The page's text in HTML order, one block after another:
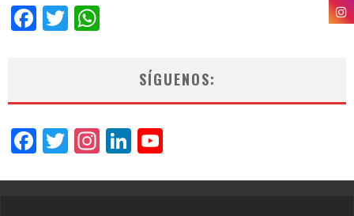
Facebook
Twitter
SÍGUENOS:
Facebook
Twitter
Instagram
LinkedIn